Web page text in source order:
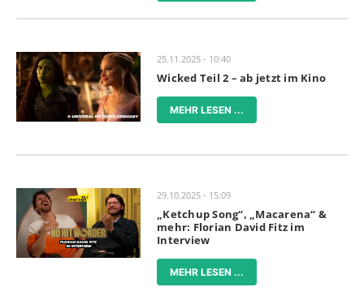
25.11.2025 - 10:40
Wicked Teil 2 – ab jetzt im Kino
MEHR LESEN ...
29.10.2025 - 15:09
„Ketchup Song“, „Macarena“ &
mehr: Florian David Fitz im
Interview
MEHR LESEN ...